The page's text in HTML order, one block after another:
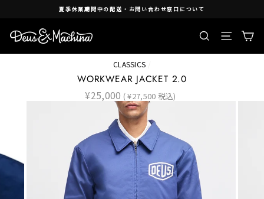
夏季休業期間中の配送・お問い合わせ窓口について
検索 Site
CLASSICS /
WORKWEAR JACKET 2.0
Regular
price
¥25,000 ( ¥27,500 税込)